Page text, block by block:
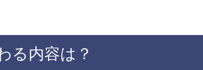
る内容は？